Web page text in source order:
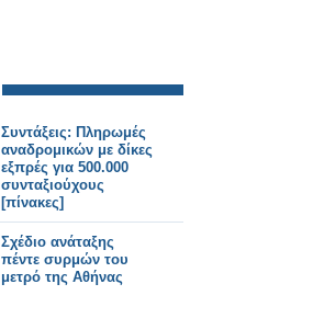
Συντάξεις: Πληρωμές
αναδρομικών με δίκες
εξπρές για 500.000
συνταξιούχους
[πίνακες]
Σχέδιο ανάταξης
πέντε συρμών του
μετρό της Αθήνας